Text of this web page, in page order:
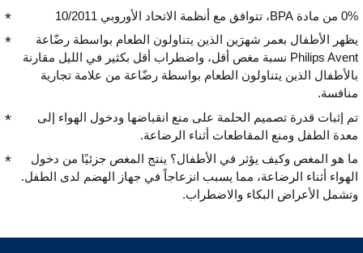
0% من مادة BPA، تتوافق مع أنظمة الاتحاد الأوروبي 10/2011
يظهر الأطفال بعمر شهرَين الذين يتناولون الطعام بواسطة رضّاعة
Philips Avent نسبة مغص أقل، واضطراب أقل بكثير في الليل مقارنة
بالأطفال الذين يتناولون الطعام بواسطة رضّاعة من علامة تجارية
منافسة.
تم إثبات قدرة تصميم الحلمة على منع انقباضها ودخول الهواء إلى
معدة الطفل ومنع المقاطعات أثناء الرضاعة.
ما هو المغص وكيف يؤثر في الأطفال؟ ينتج المغص جزئيًا من دخول
الهواء أثناء الرضاعة، مما يسبب انزعاجاً في جهاز الهضم لدى الطفل.
وتشمل الأعراض البكاء والاضطراب.